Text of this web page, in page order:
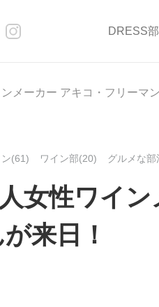
DRESS
メーカー アキコ・フリーマ
ン(61) ワイン部(20) グルメな部
女性ワイン
来日！